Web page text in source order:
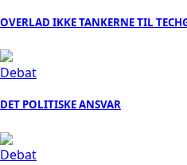
OVERLAD IKKE TANKERNE TIL
Debat
DET POLITISKE ANSVAR
Debat